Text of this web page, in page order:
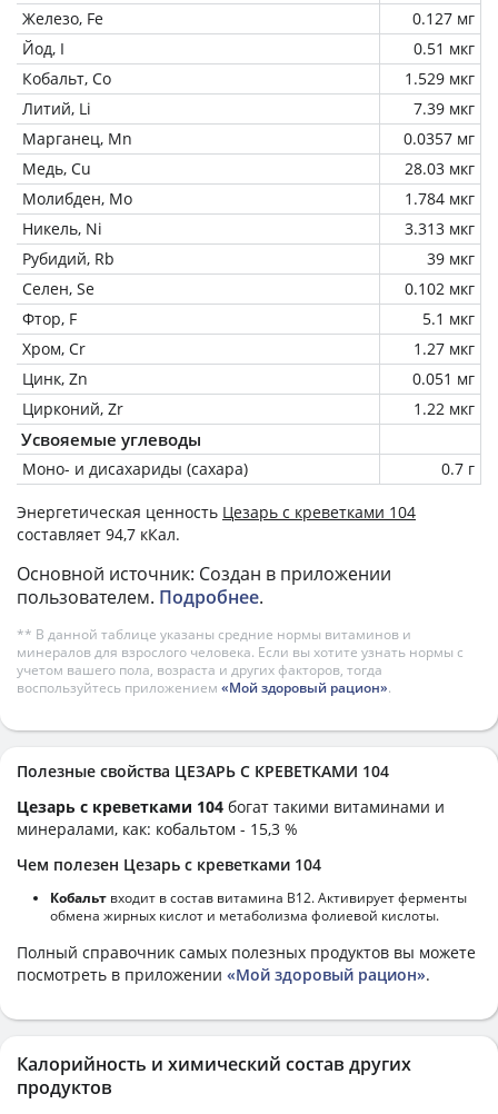
Железо, Fe
0.127 мг
Йод, I
0.51 мкг
Кобальт, Co
1.529 мкг
Литий, Li
7.39 мкг
Марганец, Mn
0.0357 мг
Медь, Cu
28.03 мкг
Молибден, Mo
1.784 мкг
Никель, Ni
3.313 мкг
Рубидий, Rb
39 мкг
Селен, Se
0.102 мкг
Фтор, F
5.1 мкг
Хром, Cr
1.27 мкг
Цинк, Zn
0.051 мг
Цирконий, Zr
1.22 мкг
Усвояемые углеводы
Моно- и дисахариды (сахара) 0.7 г
Энергетическая ценность Цезарь с креветками 104
составляет 94,7 кКал.
Основной источник: Создан в приложении
пользователем. Подробнее.
** В данной таблице указаны средние нормы витаминов и
минералов для взрослого человека. Если вы хотите узнать нормы с
учетом вашего пола, возраста и других факторов, тогда
воспользуйтесь приложением «Мой здоровый рацион».
Полезные свойства ЦЕЗАРЬ С КРЕВЕТКАМИ 104
Цезарь с креветками 104 богат такими витаминами и
минералами, как: кобальтом - 15,3 %
Чем полезен Цезарь с креветками 104
Кобальт входит в состав витамина В12. Активирует ферменты
обмена жирных кислот и метаболизма фолиевой кислоты.
Полный справочник самых полезных продуктов вы можете
посмотреть в приложении «Мой здоровый рацион».
Калорийность и химический состав других
продуктов